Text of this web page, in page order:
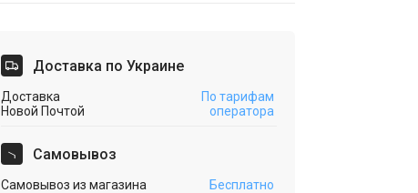
Доставка по Украине
Доставка
Новой Почтой
По тарифам
оператора
Cамовывоз
Самовывоз из магазина Бесплатно